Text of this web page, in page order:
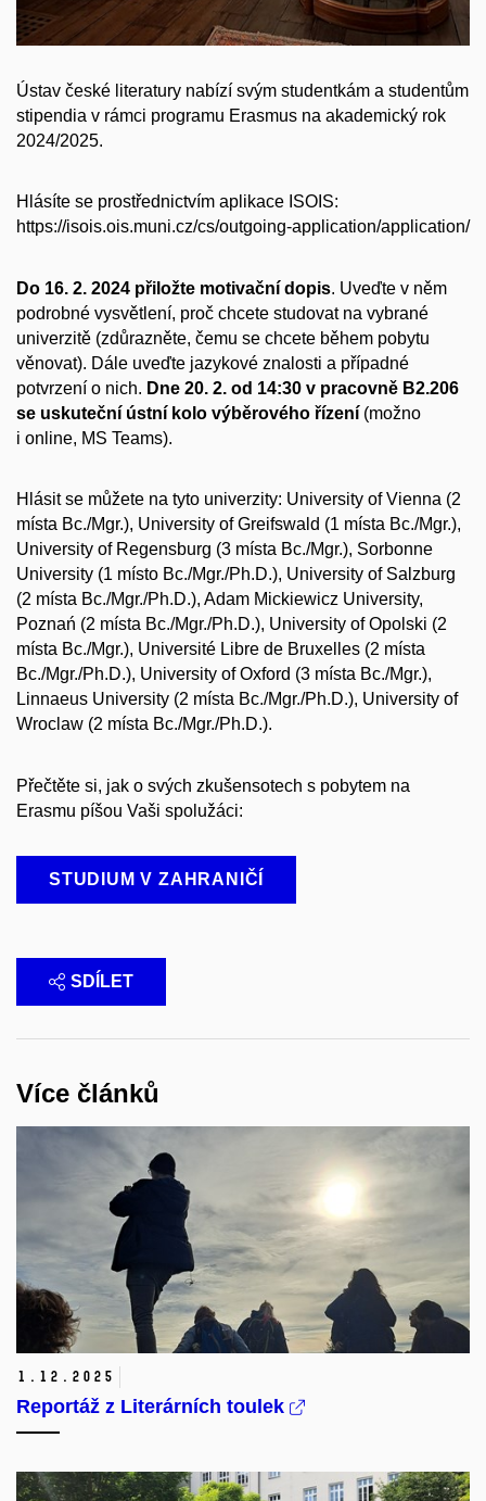
Ústav české literatury nabízí svým studentkám a studentům
stipendia v rámci programu Erasmus na akademický rok
2024/2025.
Hlásíte se prostřednictvím aplikace ISOIS:
https://isois.ois.muni.cz/cs/outgoing-application/application/
Do 16. 2. 2024 přiložte motivační dopis. Uveďte v něm
podrobné vysvětlení, proč chcete studovat na vybrané
univerzitě (zdůrazněte, čemu se chcete během pobytu
věnovat). Dále uveďte jazykové znalosti a případné
potvrzení o nich. Dne 20. 2. od 14:30 v pracovně B2.206
se uskuteční ústní kolo výběrového řízení (možno
i online, MS Teams).
Hlásit se můžete na tyto univerzity: University of Vienna (2
místa Bc./Mgr.), University of Greifswald (1 místa Bc./Mgr.),
University of Regensburg (3 místa Bc./Mgr.), Sorbonne
University (1 místo Bc./Mgr./Ph.D.), University of Salzburg
(2 místa Bc./Mgr./Ph.D.), Adam Mickiewicz University,
Poznań (2 místa Bc./Mgr./Ph.D.), University of Opolski (2
místa Bc./Mgr.), Université Libre de Bruxelles (2 místa
Bc./Mgr./Ph.D.), University of Oxford (3 místa Bc./Mgr.),
Linnaeus University (2 místa Bc./Mgr./Ph.D.), University of
Wroclaw (2 místa Bc./Mgr./Ph.D.).
Přečtěte si, jak o svých zkušensotech s pobytem na
Erasmu píšou Vaši spolužáci:
STUDIUM V ZAHRANIČÍ
SDÍLET
Více článků
1. 12. 2025
Reportáž z Literárních toulek